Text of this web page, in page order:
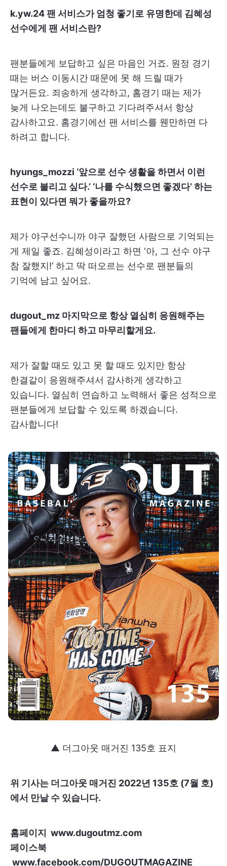
k.yw.24 팬 서비스가 엄청 좋기로 유명한데 김혜성
선수에게 팬 서비스란?
팬분들에게 보답하고 싶은 마음인 거죠. 원정 경기
때는 버스 이동시간 때문에 못 해 드릴 때가
많거든요. 죄송하게 생각하고, 홈경기 때는 제가
늦게 나오는데도 불구하고 기다려주셔서 항상
감사하고요. 홈경기에선 팬 서비스를 웬만하면 다
하려고 합니다.
hyungs_mozzi ‘앞으로 선수 생활을 하면서 이런
선수로 불리고 싶다.’ ‘나를 수식했으면 좋겠다’ 하는
표현이 있다면 뭐가 좋을까요?
제가 야구선수니까 야구 잘했던 사람으로 기억되는
게 제일 좋죠. 김혜성이라고 하면 ‘아, 그 선수 야구
참 잘했지!’ 하고 딱 떠오르는 선수로 팬분들의
기억에 남고 싶어요.
dugout_mz 마지막으로 항상 열심히 응원해주는
팬들에게 한마디 하고 마무리할게요.
제가 잘할 때도 있고 못 할 때도 있지만 항상
한결같이 응원해주셔서 감사하게 생각하고
있습니다. 열심히 연습하고 노력해서 좋은 성적으로
팬분들에게 보답할 수 있도록 하겠습니다.
감사합니다!
▲ 더그아웃 매거진 135호 표지
위 기사는 더그아웃 매거진 2022년 135호 (7월 호)
에서 만날 수 있습니다.
홈페이지 www.dugoutmz.com
페이스북
www.facebook.com/DUGOUTMAGAZINE